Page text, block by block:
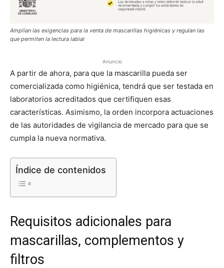
Amplían las exigencias para la venta de mascarillas higiénicas y regulan las
que permiten la lectura labial
Anuncio
A partir de ahora, para que la mascarilla pueda ser
comercializada como higiénica, tendrá que ser testada en
laboratorios acreditados que certifiquen esas
características. Asimismo, la orden incorpora actuaciones
de las autoridades de vigilancia de mercado para que se
cumpla la nueva normativa.
Índice de contenidos
Requisitos adicionales para
mascarillas, complementos y
filtros